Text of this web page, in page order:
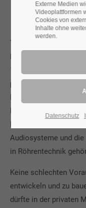
Tsakiridis Devices ist
Brüder Kostas und
1990 zusammen mit
profunde Ausbildung
Elektronik und
Elektronik,
Militärelektronik und
Audiosysteme und
in Röhrentechnik
Keine schlechten
entwickeln und zu
dürfte in der privaten
Externe Medien
Videoplattformen
Cookies von
Inhalte ohne
werden.
Datenschutz